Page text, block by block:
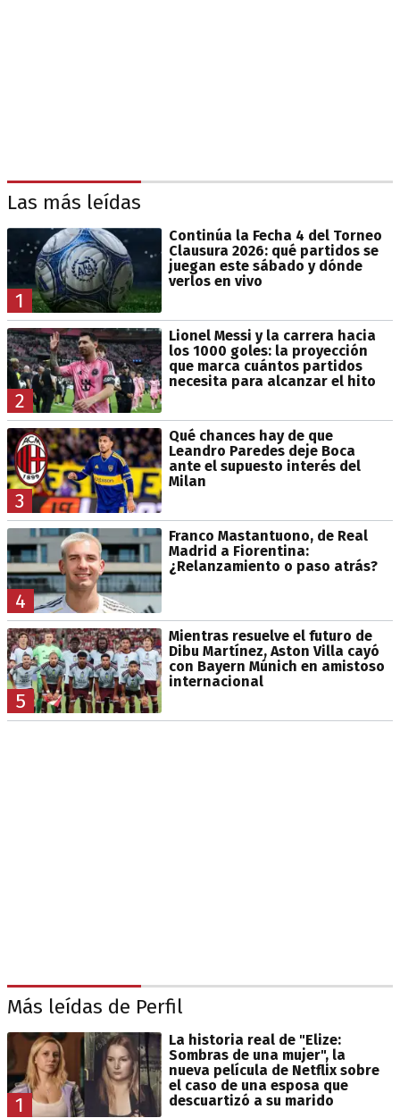
Las más leídas
1
Continúa la Fecha 4 del Torneo
Clausura 2026: qué partidos se
juegan este sábado y dónde
verlos en vivo
2
Lionel Messi y la carrera hacia
los 1000 goles: la proyección
que marca cuántos partidos
necesita para alcanzar el hito
3
Qué chances hay de que
Leandro Paredes deje Boca
ante el supuesto interés del
Milan
4
Franco Mastantuono, de Real
Madrid a Fiorentina:
¿Relanzamiento o paso atrás?
5
Mientras resuelve el futuro de
Dibu Martínez, Aston Villa cayó
con Bayern Múnich en amistoso
internacional
Más leídas de Perfil
1
La historia real de "Elize:
Sombras de una mujer", la
nueva película de Netflix sobre
el caso de una esposa que
descuartizó a su marido